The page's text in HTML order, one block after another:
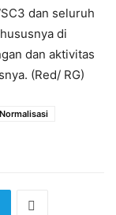
dan seluruh
di
dan aktivitas
(Red/ RG)‎